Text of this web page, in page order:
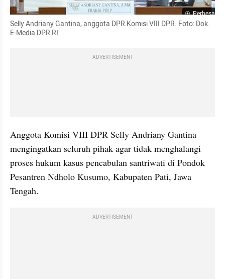
Perbesar
Selly Andriany Gantina, anggota DPR Komisi VIII DPR. Foto: Dok.
E-Media DPR RI
ADVERTISEMENT
Anggota Komisi VIII DPR Selly Andriany Gantina
mengingatkan seluruh pihak agar tidak menghalangi
proses hukum kasus pencabulan santriwati di Pondok
Pesantren Ndholo Kusumo, Kabupaten Pati, Jawa
Tengah.
ADVERTISEMENT